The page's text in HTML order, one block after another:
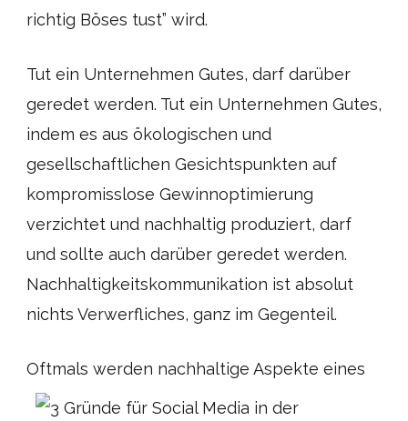
richtig Böses tust” wird.
Tut ein Unternehmen Gutes, darf darüber
geredet werden. Tut ein Unternehmen Gutes,
indem es aus ökologischen und
gesellschaftlichen Gesichtspunkten auf
kompromisslose Gewinnoptimierung
verzichtet und nachhaltig produziert, darf
und sollte auch darüber geredet werden.
Nachhaltigkeitskommunikation ist absolut
nichts Verwerfliches, ganz im Gegenteil.
Oftmals werden nachhaltige Aspekte eines